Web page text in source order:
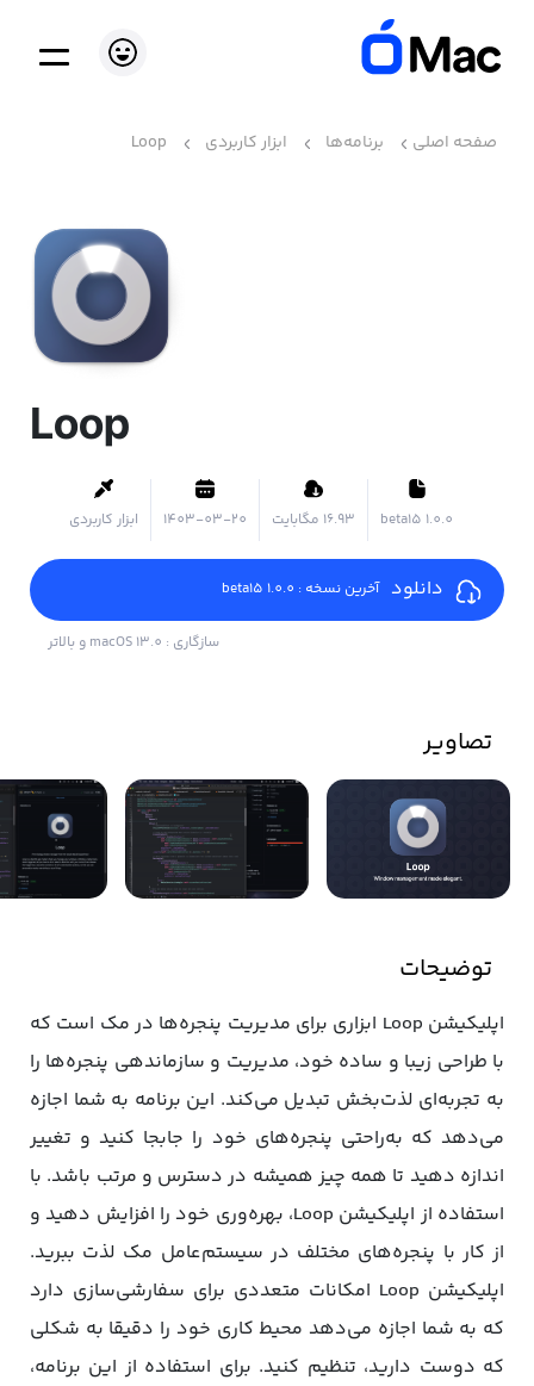
صفحه اصلی برنامه‌ها ابزار کاربردی Loop
Loop
1.0.0 beta15 ۱۶.۹۳ مگابایت 1403-03-20 ابزار کاربردی
دانلود آخرین نسخه : 1.0.0 beta15
سازگاری : macOS 13.0 و بالاتر
تصاویر
توضیحات
اپلیکیشن Loop ابزاری برای مدیریت پنجره‌ها در مک است که
با طراحی زیبا و ساده خود، مدیریت و سازماندهی پنجره‌ها را
به تجربه‌ای لذت‌بخش تبدیل می‌کند. این برنامه به شما اجازه
می‌دهد که به‌راحتی پنجره‌های خود را جابجا کنید و تغییر
اندازه دهید تا همه چیز همیشه در دسترس و مرتب باشد. با
استفاده از اپلیکیشن Loop، بهره‌وری خود را افزایش دهید و
از کار با پنجره‌های مختلف در سیستم‌عامل مک لذت ببرید.
اپلیکیشن Loop امکانات متعددی برای سفارشی‌سازی دارد
که به شما اجازه می‌دهد محیط کاری خود را دقیقا به شکلی
که دوست دارید، تنظیم کنید. برای استفاده از این برنامه،